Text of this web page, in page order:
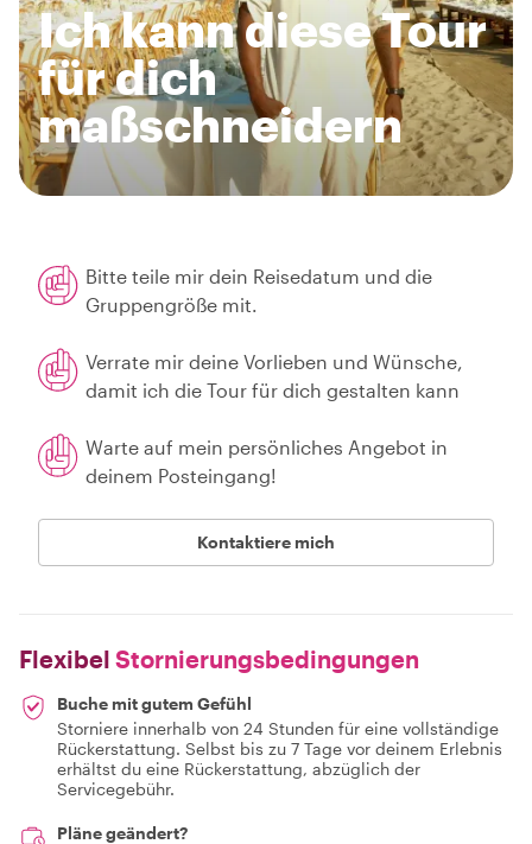
Ich kann diese Tour
für dich
maßschneidern
Bitte teile mir dein Reisedatum und die
Gruppengröße mit.
Verrate mir deine Vorlieben und Wünsche,
damit ich die Tour für dich gestalten kann
Warte auf mein persönliches Angebot in
deinem Posteingang!
Kontaktiere mich
Flexibel Stornierungsbedingungen
Buche mit gutem Gefühl
Storniere innerhalb von 24 Stunden für eine vollständige
Rückerstattung. Selbst bis zu 7 Tage vor deinem Erlebnis
erhältst du eine Rückerstattung, abzüglich der
Servicegebühr.
Pläne geändert?